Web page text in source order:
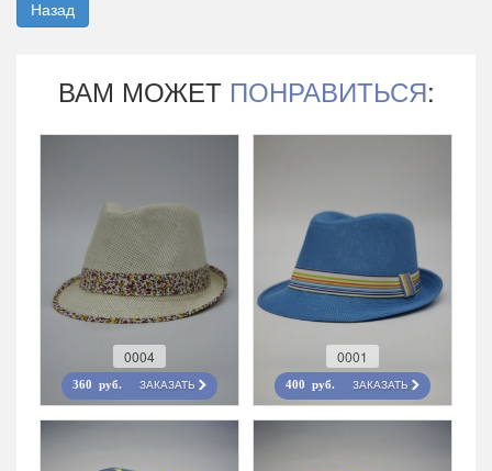
Назад
ВАМ МОЖЕТ ПОНРАВИТЬСЯ:
0004
360 руб. ЗАКАЗАТЬ
0001
400 руб. ЗАКАЗАТЬ